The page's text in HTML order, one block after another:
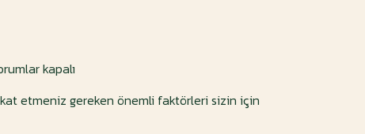
kapalı
etmeniz gereken önemli faktörleri sizin için